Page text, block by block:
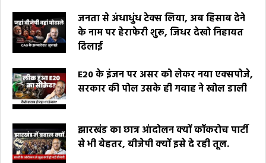
जनता से अंधाधुंध टेक्स लिया, अब हिसाब देने
के नाम पर हेराफेरी शुरू, जिधर देखो निहायत
ढिलाई
E20 के इंजन पर असर को लेकर नया एक्सपोजे,
सरकार की पोल उसके ही गवाह ने खोल डाली
झारखंड का छात्र आंदोलन क्यों कॉकरोच पार्टी
से भी बेहतर, बीजेपी क्यों इसे दे रही तूल.